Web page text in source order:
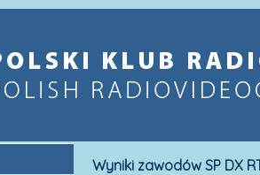
Wyniki zawodów SP DX